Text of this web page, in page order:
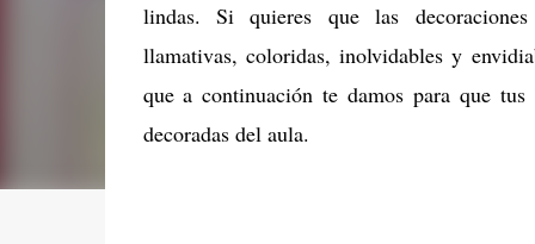
lindas. Si quieres que las
llamativas, coloridas, inolvidables y
que a continuación te damos para que
decoradas del aula.